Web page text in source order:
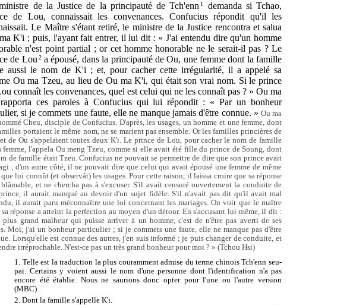
de la Justice de la principauté de Tch'enn 1
demanda si Tchao,
de Lou, connaissait les convenances. Confucius répondit qu'il les
Le Maître s'étant retiré, le ministre de la Justice rencontra et salua
K'i ; puis, l'ayant fait entrer, il lui dit : « J'ai entendu dire qu'un homme
n'est point partial ; or cet homme honorable ne le serait-il pas ? Le
de Lou 2a épousé, dans la principauté de Ou, une femme dont la famille
aussi le nom de K'i ; et, pour cacher cette irrégularité, il a appelé sa
Ou ma Tzeu, au lieu de Ou ma K'i, qui était son vrai nom. Si le prince
connaît les convenances, quel est celui qui ne les connaît pas ? » Ou ma
ces paroles à Confucius qui lui répondit : « Par un bonheur
si je commets une faute, elle ne manque jamais d'être connue. » Ou ma
Cheu, disciple de Confucius. D'après, les usages, un homme et une femme, dont
portaient le même nom, ne se marient pas ensemble. Or les familles princières de
de Ou s'appelaient toutes deux K'i. Le prince de Lou, pour cacher le nom de famille
femme, l'appela Ou meng Tzeu, comme si elle avait été fille du prince de Soung, dont
de famille était Tzeu. Confucius ne pouvait se permettre de dire que son prince avait
; d'un autre côté, il ne pouvait dire que celui qui avait épousé une femme de même
lui connût (et observât) les usages. Pour cette raison, il laissa croire que sa réponse
et ne chercha pas à s'excuser. S'il avait censuré ouvertement la conduite de
il aurait manqué au devoir d'un sujet fidèle. S'il n'avait pas dit qu'il avait mal
il aurait paru méconnaître une loi concernant les mariages. On voit que le maître
sa réponse a atteint la perfection au moyen d'un détour. En s'accusant lui-même, il dit :
grand malheur qui puisse arriver à un homme, c'est de n'être pas averti de ses
Moi, j'ai un bonheur particulier ; si je commets une faute, elle ne manque pas d'être
Lorsqu'elle est connue des autres, j'en suis informé ; je puis changer de conduite, et
irréprochable. N'est-ce pas un très grand bonheur pour moi ? » (Tchou Hsi)
1. Telle est la traduction la plus couramment admise du terme chinois Tch'enn seu-
pai. Certains y voient aussi le nom d'une personne dont l'identification n'a pas
encore été établie. Nous ne saurions donc opter pour l'une ou l'autre version
(MBC).
2. Dont la famille s'appelle K'i.